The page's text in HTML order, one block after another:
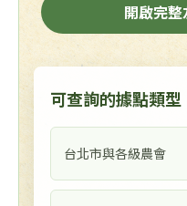
開啟完
可查詢的據點類型
台北市與各級農會